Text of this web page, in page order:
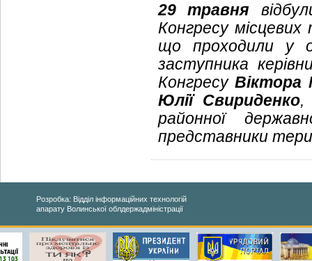
29 травня
Конгресу
що проходили у
заступника
КонгресуВіктора
Юлії Свириденко,
районної
представники
Розробка: Відділ інформаційних технологій
апарату Волинської облдержадміністрації